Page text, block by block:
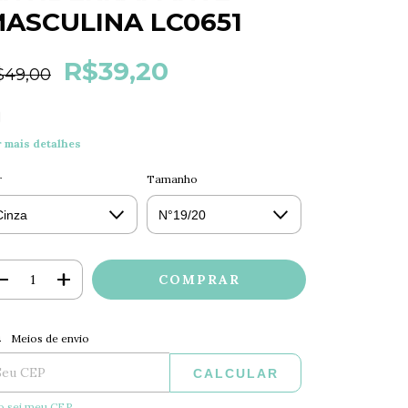
LC0651
R$39,20
mais detalhes
Tamanho
para o CEP:
Meios de envio
CALCULAR